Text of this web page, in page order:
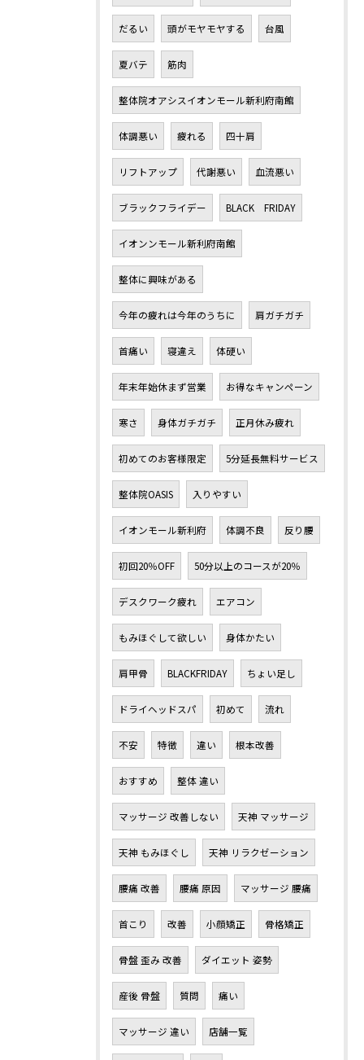
だるい 頭がモヤモヤする 台風
夏バテ 筋肉
整体院オアシスイオンモール新利府南館
体調悪い 疲れる 四十肩
リフトアップ 代謝悪い 血流悪い
ブラックフライデー BLACK FRIDAY
イオンンモール新利府南館
整体に興味がある
今年の疲れは今年のうちに 肩ガチガチ
首痛い 寝違え 体硬い
年末年始休まず営業 お得なキャンペーン
寒さ 身体ガチガチ 正月休み疲れ
初めてのお客様限定 5分延長無料サービス
整体院OASIS 入りやすい
イオンモール新利府 体調不良 反り腰
初回20％OFF 50分以上のコースが20％
デスクワーク疲れ エアコン
もみほぐして欲しい 身体かたい
肩甲骨 BLACKFRIDAY ちょい足し
ドライヘッドスパ 初めて 流れ
不安 特徴 違い 根本改善
おすすめ 整体 違い
マッサージ 改善しない 天神 マッサージ
天神 もみほぐし 天神 リラクゼーション
腰痛 改善 腰痛 原因 マッサージ 腰痛
首こり 改善 小顔矯正 骨格矯正
骨盤 歪み 改善 ダイエット 姿勢
産後 骨盤 質問 痛い
マッサージ 違い 店舗一覧